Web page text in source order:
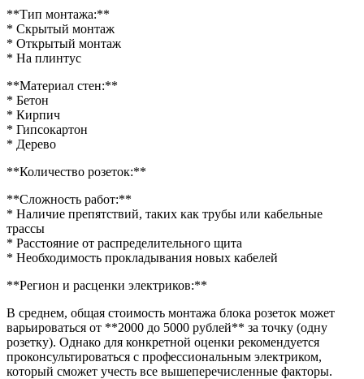
**Тип монтажа:**
* Скрытый монтаж
* Открытый монтаж
* На плинтус
**Материал стен:**
* Бетон
* Кирпич
* Гипсокартон
* Дерево
**Количество розеток:**
**Сложность работ:**
* Наличие препятствий, таких как трубы или кабельные
трассы
* Расстояние от распределительного щита
* Необходимость прокладывания новых кабелей
**Регион и расценки электриков:**
В среднем, общая стоимость монтажа блока розеток может
варьироваться от **2000 до 5000 рублей** за точку (одну
розетку). Однако для конкретной оценки рекомендуется
проконсультироваться с профессиональным электриком,
который сможет учесть все вышеперечисленные факторы.